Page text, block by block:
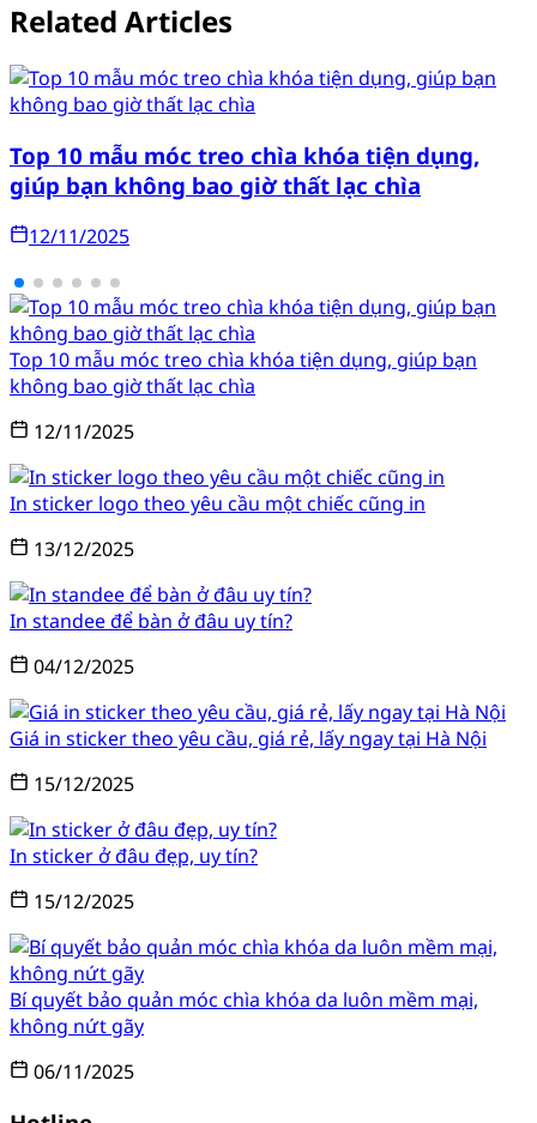
Related Articles
Top 10 mẫu móc treo chìa khóa tiện dụng,
giúp bạn không bao giờ thất lạc chìa
12/11/2025
Top 10 mẫu móc treo chìa khóa tiện dụng, giúp bạn
không bao giờ thất lạc chìa
12/11/2025
In sticker logo theo yêu cầu một chiếc cũng in
13/12/2025
In standee để bàn ở đâu uy tín?
04/12/2025
Giá in sticker theo yêu cầu, giá rẻ, lấy ngay tại Hà Nội
15/12/2025
In sticker ở đâu đẹp, uy tín?
15/12/2025
Bí quyết bảo quản móc chìa khóa da luôn mềm mại,
không nứt gãy
06/11/2025